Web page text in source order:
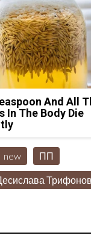
And All
In The Body Die
new ПП